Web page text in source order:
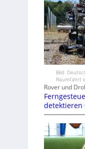
Bild:
Raumfahrt
Rover und
detektieren